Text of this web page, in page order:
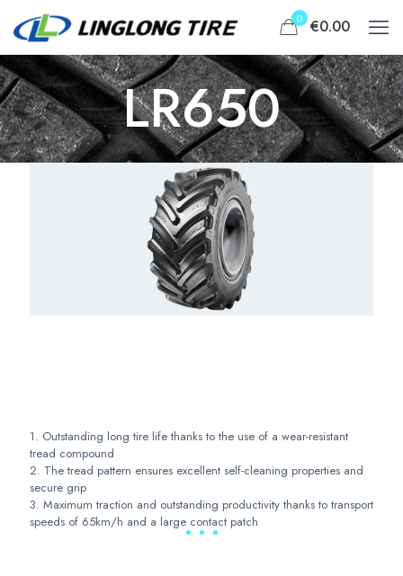
0 €0.00
LR650
1. Outstanding long tire life thanks to the use of a wear-resistant
tread compound
2. The tread pattern ensures excellent self-cleaning properties and
secure grip
3. Maximum traction and outstanding productivity thanks to transport
speeds of 65km/h and a large contact patch